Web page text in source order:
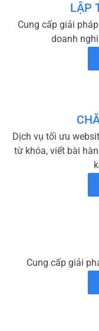
LẬP
Cung cấp giải
doanh
Dịch vụ tối ưu
từ khóa, viết bài
Cung cấp giải